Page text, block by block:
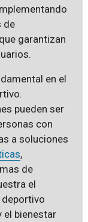
de
garantizan
en el
pueden ser
con
a soluciones
,
de
el
el bienestar